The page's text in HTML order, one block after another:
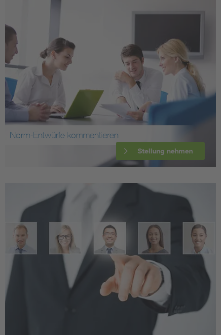
Norm-Entwürfe kommentieren
Stellung nehmen